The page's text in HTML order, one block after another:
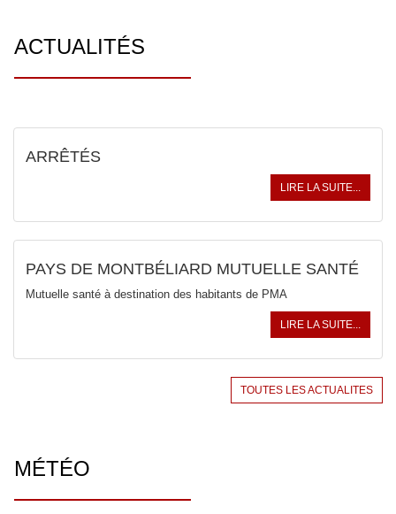
ACTUALITÉS
ARRÊTÉS
LIRE LA SUITE...
PAYS DE MONTBÉLIARD MUTUELLE SANTÉ
Mutuelle santé à destination des habitants de PMA
LIRE LA SUITE...
TOUTES LES ACTUALITES
MÉTÉO